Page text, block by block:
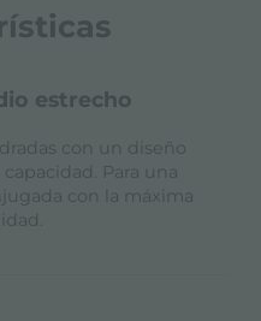
estrecho
con un diseño
Para una
con la máxima